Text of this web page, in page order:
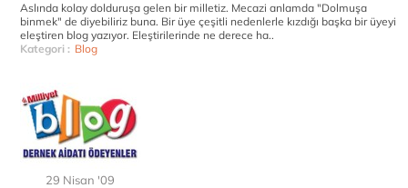
Aslında kolay dolduruşa gelen bir milletiz. Mecazi anlamda "Dolmuşa
binmek" de diyebiliriz buna. Bir üye çeşitli nedenlerle kızdığı başka bir üyeyi
eleştiren blog yazıyor. Eleştirilerinde ne derece ha..
Kategori : Blog
29 Nisan '09